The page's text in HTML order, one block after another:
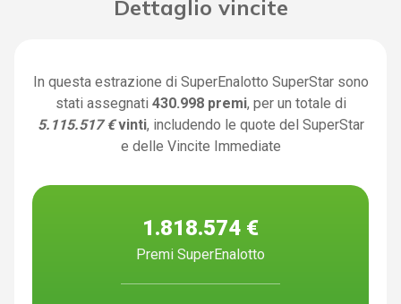
Dettaglio vincite
In questa estrazione di SuperEnalotto SuperStar sono
stati assegnati 430.998 premi, per un totale di
5.115.517 € vinti, includendo le quote del SuperStar
e delle Vincite Immediate
1.818.574 €
Premi SuperEnalotto